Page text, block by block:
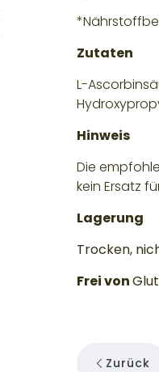
Zutaten
L-
Hinweis
Die
kein Ersatz
Lagerung
Trocken,
Frei von
Zurück